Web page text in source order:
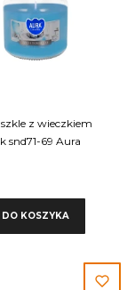
z wieczkiem
snd71-69 Aura
DO KOSZYKA